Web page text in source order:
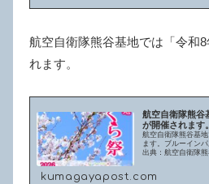
航空自衛隊熊谷基地では「令和
れます。
航空自衛隊熊谷
が開催されます
航空自衛隊熊谷基
ます。ブルーイン
出典：航空自衛隊
kumagayapost.com